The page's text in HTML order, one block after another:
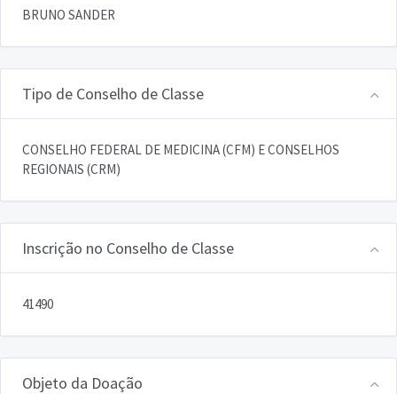
BRUNO SANDER
Tipo de Conselho de Classe
CONSELHO FEDERAL DE MEDICINA (CFM) E CONSELHOS
REGIONAIS (CRM)
Inscrição no Conselho de Classe
41490
Objeto da Doação